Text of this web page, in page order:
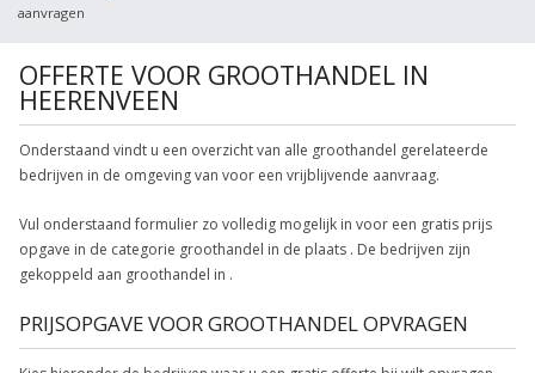
aanvragen
OFFERTE VOOR GROOTHANDEL IN
HEERENVEEN
Onderstaand vindt u een overzicht van alle groothandel gerelateerde
bedrijven in de omgeving van voor een vrijblijvende aanvraag.
Vul onderstaand formulier zo volledig mogelijk in voor een gratis prijs
opgave in de categorie groothandel in de plaats . De bedrijven zijn
gekoppeld aan groothandel in .
PRIJSOPGAVE VOOR GROOTHANDEL OPVRAGEN